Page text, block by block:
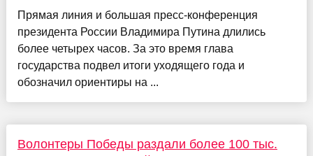
Прямая линия и большая пресс-конференция
президента России Владимира Путина длились
более четырех часов. За это время глава
государства подвел итоги уходящего года и
обозначил ориентиры на ...
Волонтеры Победы раздали более 100 тыс.